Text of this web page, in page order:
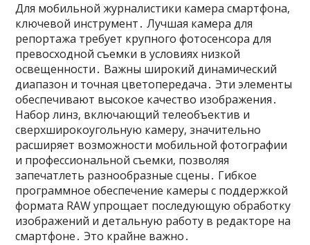
Для мобильной журналистики камера смартфона,
ключевой инструмент․ Лучшая камера для
репортажа требует крупного фотосенсора для
превосходной съемки в условиях низкой
освещенности․ Важны широкий динамический
диапазон и точная цветопередача․ Эти элементы
обеспечивают высокое качество изображения․
Набор линз‚ включающий телеобъектив и
сверхширокоугольную камеру‚ значительно
расширяет возможности мобильной фотографии
и профессиональной съемки‚ позволяя
запечатлеть разнообразные сцены․ Гибкое
программное обеспечение камеры с поддержкой
формата RAW упрощает последующую обработку
изображений и детальную работу в редакторе на
смартфоне․ Это крайне важно․